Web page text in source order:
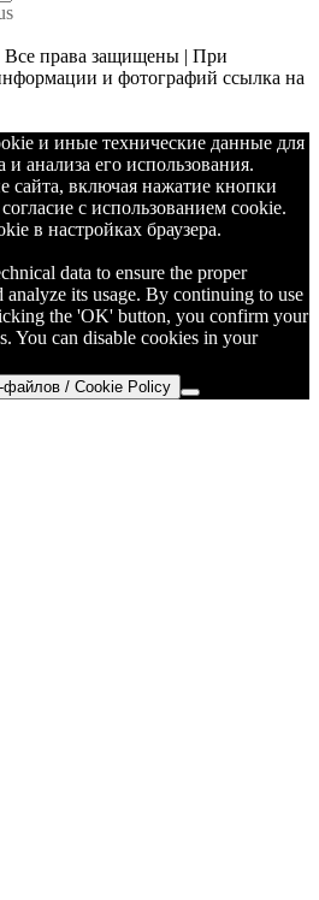
права защищены | При
и фотографий ссылка на
и иные технические данные для
и анализа его использования.
сайта, включая нажатие кнопки
с использованием cookie.
в настройках браузера.
data to ensure the proper
analyze its usage. By continuing to use
the 'OK' button, you confirm your
You can disable cookies in your
файлов / Cookie Policy